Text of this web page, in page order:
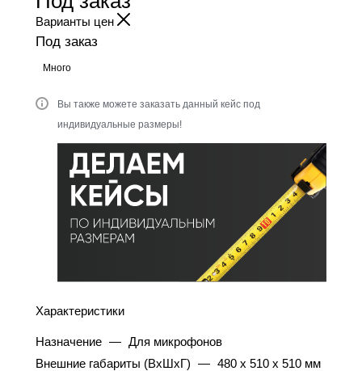
Варианты цен
Под заказ
Много
Вы также можете заказать данный кейс под
индивидуальные размеры!
Характеристики
Назначение — Для микрофонов
Внешние габариты (ВхШхГ) — 480 х 510 х 510 мм